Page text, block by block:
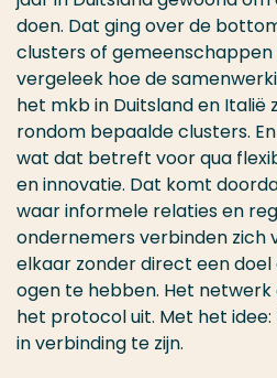
doen. Dat ging over de
clusters of gemeenschappen
vergeleek hoe de
het mkb in Duitsland en Italië
rondom bepaalde clusters.
wat dat betreft voor qua
en innovatie. Dat komt
waar informele relaties en
ondernemers verbinden zich
elkaar zonder direct een
ogen te hebben. Het
het protocol uit. Met het idee:
in verbinding te zijn.